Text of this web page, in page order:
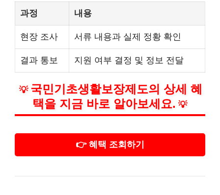
과정 내용
현장 조사 서류 내용과 실제 정황 확인
결과 통보 지원 여부 결정 및 정보 전달
💡 국민기초생활보장제도의 상세 혜
택을 지금 바로 알아보세요. 💡
👉 혜택 조회하기